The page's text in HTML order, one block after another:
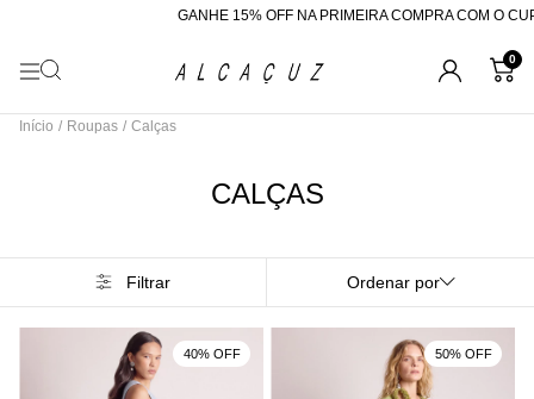
GANHE 15% OFF NA PRIMEIRA COMPRA COM O CUPOM "BEMVINDA"
0
Início / Roupas / Calças
CALÇAS
Filtrar Ordenar por
40% OFF 50% OFF